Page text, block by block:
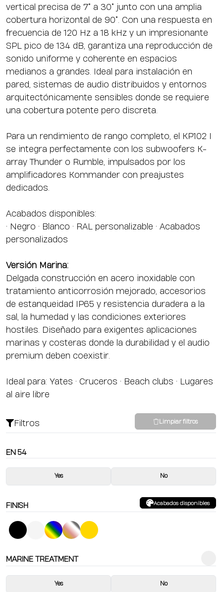
vertical precisa de 7° a 30° junto con una amplia
cobertura horizontal de 90°. Con una respuesta en
frecuencia de 120 Hz a 18 kHz y un impresionante
SPL pico de 134 dB, garantiza una reproducción de
sonido uniforme y coherente en espacios
medianos a grandes. Ideal para instalación en
pared, sistemas de audio distribuidos y entornos
arquitectónicamente sensibles donde se requiere
una cobertura potente pero discreta.
Para un rendimiento de rango completo, el KP102 I
se integra perfectamente con los subwoofers K-
array Thunder o Rumble, impulsados por los
amplificadores Kommander con preajustes
dedicados.
Acabados disponibles:
• Negro • Blanco • RAL personalizable • Acabados
personalizados
Versión Marina:
Delgada construcción en acero inoxidable con
tratamiento anticorrosión mejorado, accesorios
de estanqueidad IP65 y resistencia duradera a la
sal, la humedad y las condiciones exteriores
hostiles. Diseñado para exigentes aplicaciones
marinas y costeras donde la durabilidad y el audio
premium deben coexistir.
Ideal para: Yates • Cruceros • Beach clubs • Lugares
al aire libre
Filtros Limpiar filtros
EN 54
Yes No
FINISH Acabados disponibles
MARINE TREATMENT
Yes No